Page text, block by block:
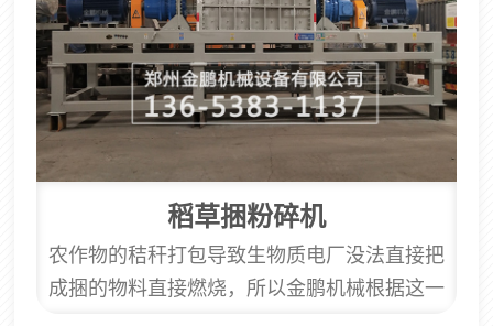
稻草捆粉碎机
农作物的秸秆打包导致生物质电厂没法直接把
成捆的物料直接燃烧，所以金鹏机械根据这一